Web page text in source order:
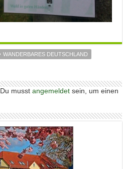
WANDERBARES DEUTSCHLAND
Du musstangemeldet sein, um einen